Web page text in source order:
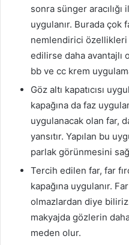
sonra sünger
uygulanır. Burada çok
nemlendirici
edilirse daha avantajlı
bb ve cc krem
Göz altı kapatıcısı
kapağına da faz
uygulanacak olan far,
yansıtır. Yapılan bu
parlak görünmesini
Tercih edilen far, far
kapağına uygulanır.
olmazlardan diye
makyajda gözlerin
meden olur.